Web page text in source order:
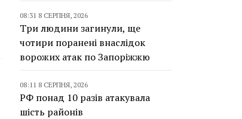
08:31 8 СЕРПНЯ, 2026
Три людини загинули, ще
чотири поранені внаслідок
ворожих атак по Запоріжжю
08:11 8 СЕРПНЯ, 2026
РФ понад 10 разів атакувала
шість районів